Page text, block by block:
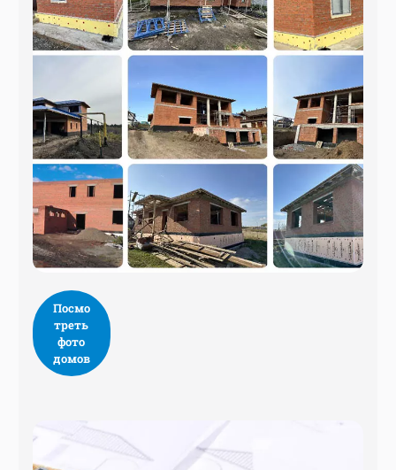
Посмо
треть
фото
домов